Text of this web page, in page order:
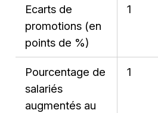
Ecarts de
promotions (en
points de %)
1
Pourcentage de
salariés
augmentés au
1